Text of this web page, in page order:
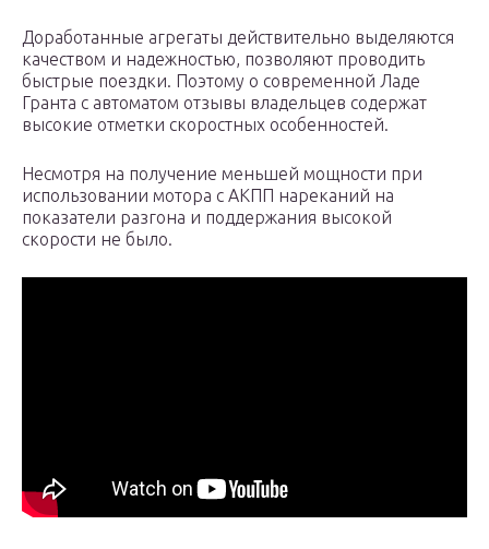
Доработанные агрегаты действительно выделяются
качеством и надежностью, позволяют проводить
быстрые поездки. Поэтому о современной Ладе
Гранта с автоматом отзывы владельцев содержат
высокие отметки скоростных особенностей.
Несмотря на получение меньшей мощности при
использовании мотора с АКПП нареканий на
показатели разгона и поддержания высокой
скорости не было.